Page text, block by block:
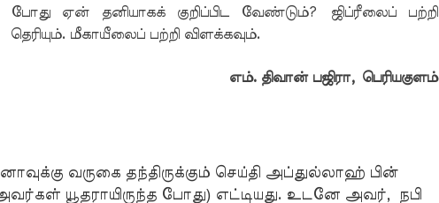
போது ஏன் தனியாகக் குறிப்பிட வேண்டும்? ஜிப்ரீலைப் பற்றி
தெரியும். மீகாயீலைப் பற்றி விளக்கவும்.
எம். திவான் பஜிரா, பெரியகுளம்
வருகை தந்திருக்கும் செய்தி அப்துல்லாஹ் பின்
யூதராயிருந்த போது) எட்டியது. உடனே அவர், நபி